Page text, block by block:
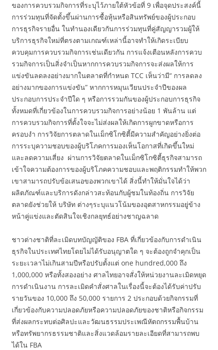
ของการควบรวมกิจการที่ระบุไว้ภายใต้หัวข้อที่ 9 เพื่อจุดประสงค์นี้
การร่วมทุนที่จัดตั้งขึ้นผ่านการซื้อหุ้นหรือสินทรัพย์ของผู้ประกอบ
การธุรกิจรายอื่น ในทำนองเดียวกันการร่วมทุนที่คู่สัญญารวมผู้ให้
บริการธุรกิจใหม่ที่ตรงตามเกณฑ์เหล่านี้อาจทำให้เกิดระเบียบ
ควบคุมการควบรวมกิจการเช่นเดียวกัน การแจ้งเตือนหลังการควบ
รวมกิจการเป็นสิ่งจำเป็นหากการควบรวมกิจการจะส่งผลให้การ
แข่งขันลดลงอย่างมากในตลาดที่กำหนด TCC เห็นว่ามี“ การลดลง
อย่างมากของการแข่งขัน” หากการหมุนเวียนประจำปีของผล
ประกอบการประจำปีใด ๆ หรือการรวมกันของผู้ประกอบการธุรกิจ
ทั้งหมดที่เกี่ยวข้องในการควบรวมกิจการอย่างน้อย 1 พันล้าน แต่
การควบรวมกิจการที่ตั้งใจจะไม่ส่งผลให้เกิดการผูกขาดหรือการ
ครอบงำ การวิจัยการตลาดในเม็กซิโกซิตี้มีความสำคัญอย่างยิ่งต่อ
การระบุความชอบของผู้บริโภคการมองเห็นโอกาสที่เกิดขึ้นใหม่
และลดความเสี่ยง ผ่านการวิจัยตลาดในเม็กซิโกซิตี้ธุรกิจสามารถ
เข้าใจความต้องการของผู้บริโภคความชอบและพฤติกรรมทำให้พวก
เขาสามารถปรับข้อเสนอของพวกเขาได้ สิ่งนี้ทำให้มั่นใจได้ว่า
ผลิตภัณฑ์และบริการดังกล่าวสะท้อนกับผู้ชมในท้องถิ่น การวิจัย
ตลาดยังช่วยให้ บริษัท ต่างๆระบุแนวโน้มของอุตสาหกรรมอยู่ข้าง
หน้าคู่แข่งและตัดสินใจเชิงกลยุทธ์อย่างชาญฉลาด
ชาวต่างชาติที่ละเมิดบทบัญญัติของ FBA ที่เกี่ยวข้องกับการดำเนิน
ธุรกิจในประเทศไทยโดยไม่ได้รับอนุญาตใด ๆ จะต้องถูกจำคุกเป็น
ระยะเวลาไม่เกินสามปีหรือปรับตั้งแต่ one hundred,000 ถึง
1,000,000 หรือทั้งสองอย่าง ศาลไทยอาจสั่งให้หน่วยงานละเมิดหยุด
การดำเนินงาน การละเมิดคำสั่งศาลในเรื่องนี้จะต้องได้รับค่าปรับ
รายวันของ 10,000 ถึง 50,000 รายการ 2 ประกอบด้วยกิจกรรมที่
เกี่ยวข้องกับความปลอดภัยหรือความปลอดภัยของชาติหรือกิจกรรม
ที่ส่งผลกระทบต่อศิลปะและวัฒนธรรมประเพณีหัตถกรรมพื้นบ้าน
หรือทรัพยากรธรรมชาติและสิ่งแวดล้อมรายละเอียดที่สามารถพบ
ได้ใน FBA